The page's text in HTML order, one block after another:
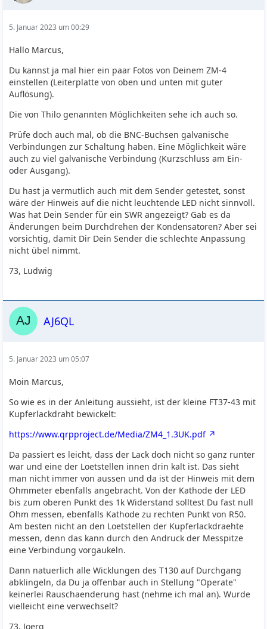
5. Januar 2023 um 00:29
Hallo Marcus,
Du kannst ja mal hier ein paar Fotos von Deinem ZM-4
einstellen (Leiterplatte von oben und unten mit guter
Auflösung).
Die von Thilo genannten Möglichkeiten sehe ich auch so.
Prüfe doch auch mal, ob die BNC-Buchsen galvanische
Verbindungen zur Schaltung haben. Eine Möglichkeit wäre
auch zu viel galvanische Verbindung (Kurzschluss am Ein-
oder Ausgang).
Du hast ja vermutlich auch mit dem Sender getestet, sonst
wäre der Hinweis auf die nicht leuchtende LED nicht sinnvoll.
Was hat Dein Sender für ein SWR angezeigt? Gab es da
Änderungen beim Durchdrehen der Kondensatoren? Aber sei
vorsichtig, damit Dir Dein Sender die schlechte Anpassung
nicht übel nimmt.
73, Ludwig
AJ6QL
5. Januar 2023 um 05:07
Moin Marcus,
So wie es in der Anleitung aussieht, ist der kleine FT37-43 mit
Kupferlackdraht bewickelt:
https://www.qrpproject.de/Media/ZM4_1.3UK.pdf
Da passiert es leicht, dass der Lack doch nicht so ganz runter
war und eine der Loetstellen innen drin kalt ist. Das sieht
man nicht immer von aussen und da ist der Hinweis mit dem
Ohmmeter ebenfalls angebracht. Von der Kathode der LED
bis zum oberen Punkt des 1k Widerstand solltest Du fast null
Ohm messen, ebenfalls Kathode zu rechten Punkt von R50.
Am besten nicht an den Loetstellen der Kupferlackdraehte
messen, denn das kann durch den Andruck der Messpitze
eine Verbindung vorgaukeln.
Dann natuerlich alle Wicklungen des T130 auf Durchgang
abklingeln, da Du ja offenbar auch in Stellung "Operate"
keinerlei Rauschaenderung hast (nehme ich mal an). Wurde
vielleicht eine verwechselt?
73, Joerg